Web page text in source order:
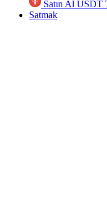
Satın Al USDT
Satmak